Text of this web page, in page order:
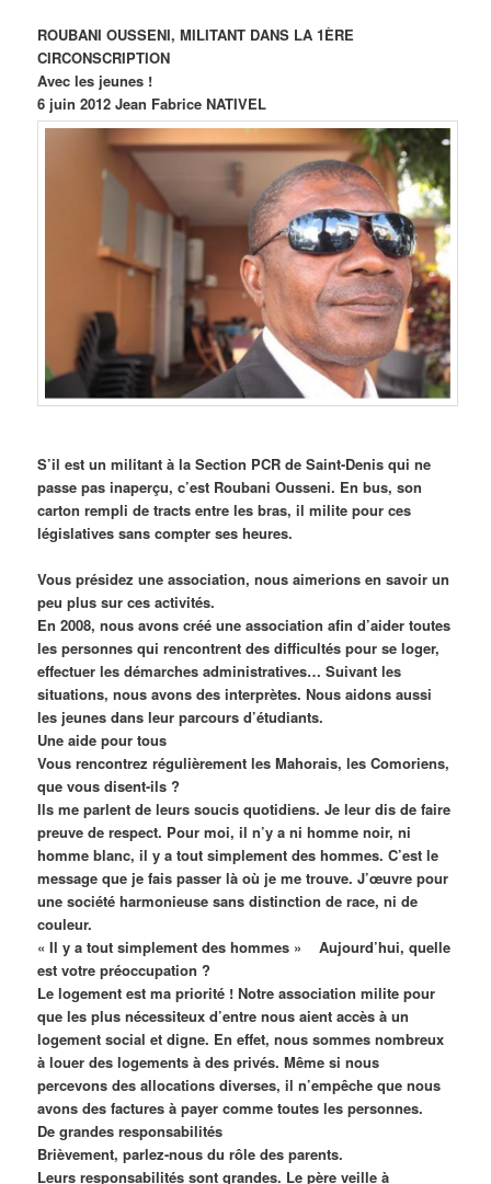
ROUBANI OUSSENI, MILITANT DANS LA 1ÈRE
CIRCONSCRIPTION
Avec les jeunes !
6 juin 2012 Jean Fabrice NATIVEL
S’il est un militant à la Section PCR de Saint-Denis qui ne
passe pas inaperçu, c’est Roubani Ousseni. En bus, son
carton rempli de tracts entre les bras, il milite pour ces
législatives sans compter ses heures.
Vous présidez une association, nous aimerions en savoir un
peu plus sur ces activités.
En 2008, nous avons créé une association afin d’aider toutes
les personnes qui rencontrent des difficultés pour se loger,
effectuer les démarches administratives… Suivant les
situations, nous avons des interprètes. Nous aidons aussi
les jeunes dans leur parcours d’étudiants.
Une aide pour tous
Vous rencontrez régulièrement les Mahorais, les Comoriens,
que vous disent-ils ?
Ils me parlent de leurs soucis quotidiens. Je leur dis de faire
preuve de respect. Pour moi, il n’y a ni homme noir, ni
homme blanc, il y a tout simplement des hommes. C’est le
message que je fais passer là où je me trouve. J’œuvre pour
une société harmonieuse sans distinction de race, ni de
couleur.
« Il y a tout simplement des hommes » Aujourd’hui, quelle
est votre préoccupation ?
Le logement est ma priorité ! Notre association milite pour
que les plus nécessiteux d’entre nous aient accès à un
logement social et digne. En effet, nous sommes nombreux
à louer des logements à des privés. Même si nous
percevons des allocations diverses, il n’empêche que nous
avons des factures à payer comme toutes les personnes.
De grandes responsabilités
Brièvement, parlez-nous du rôle des parents.
Leurs responsabilités sont grandes. Le père veille à